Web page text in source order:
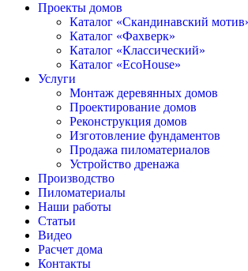
Проекты домов
Каталог «Скандинавский
Каталог «Фахверк»
Каталог «Классический»
Каталог «EcoHouse»
Услуги
Монтаж деревянных домов
Проектирование домов
Реконструкция домов
Изготовление фундаментов
Продажа пиломатериалов
Устройство дренажа
Производство
Пиломатериалы
Наши работы
Статьи
Видео
Расчет дома
Контакты